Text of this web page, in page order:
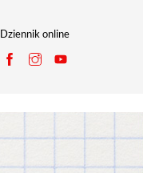
Dziennik online
Profil
facebooku
Profil
instagramie
Profil
YouTube